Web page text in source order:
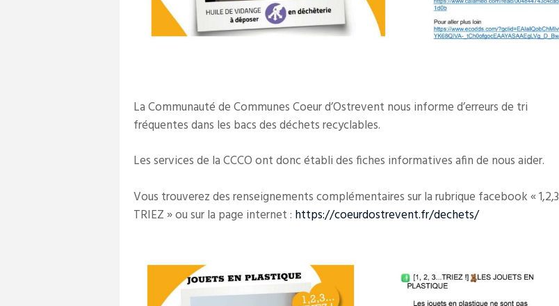
La Communauté de Communes Coeur d’Ostrevent nous informe d’erreurs de tri
fréquentes dans les bacs des déchets recyclables.
Les services de la CCCO ont donc établi des fiches informatives afin de nous aider.
Vous trouverez des renseignements complémentaires sur la rubrique facebook « 1,2,3
TRIEZ » ou sur la page internet : https://coeurdostrevent.fr/dechets/